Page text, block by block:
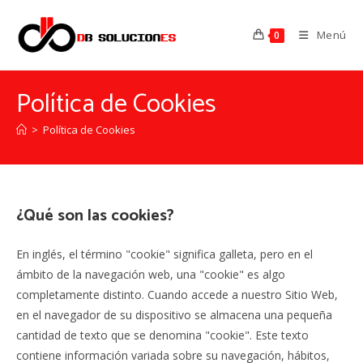
0 Menú
Política de Cookies
> Política de Cookies
¿Qué son las cookies?
En inglés, el término "cookie" significa galleta, pero en el
ámbito de la navegación web, una "cookie" es algo
completamente distinto. Cuando accede a nuestro Sitio Web,
en el navegador de su dispositivo se almacena una pequeña
cantidad de texto que se denomina "cookie". Este texto
contiene información variada sobre su navegación, hábitos,